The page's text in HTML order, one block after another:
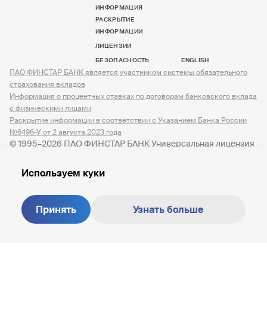
ИНФОРМАЦИЯ
РАСКРЫТИЕ
ИНФОРМАЦИИ
ЛИЦЕНЗИИ
БЕЗОПАСНОСТЬ
ENGLISH
© 1995–2026 ПАО ФИНСТАР БАНК Универсальная лицензия
ПАО ФИНСТАР БАНК является участником системы обязательного
страхования вкладов
Информация о процентных ставках по договорам банковского вклада
с физическими лицами
Раскрытие информации в соответствии с Указанием Банка России
№6496-У от 2 августа 2023 года
Создание сайта — M18
Используем куки
Принять Узнать больше